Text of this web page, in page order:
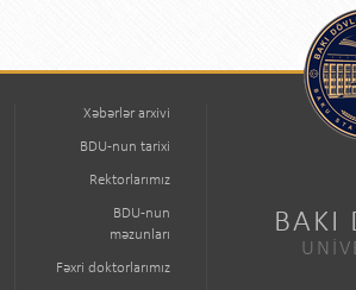
Xəbərlər arxivi
BDU-nun tarixi
Rektorlarımız
BDU-nun
məzunları
Fəxri doktorlarımız
BAKI